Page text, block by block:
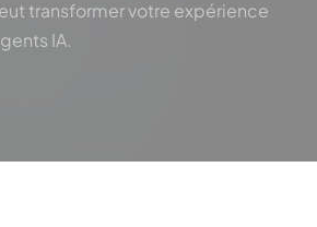
transformer votre expérience
IA.